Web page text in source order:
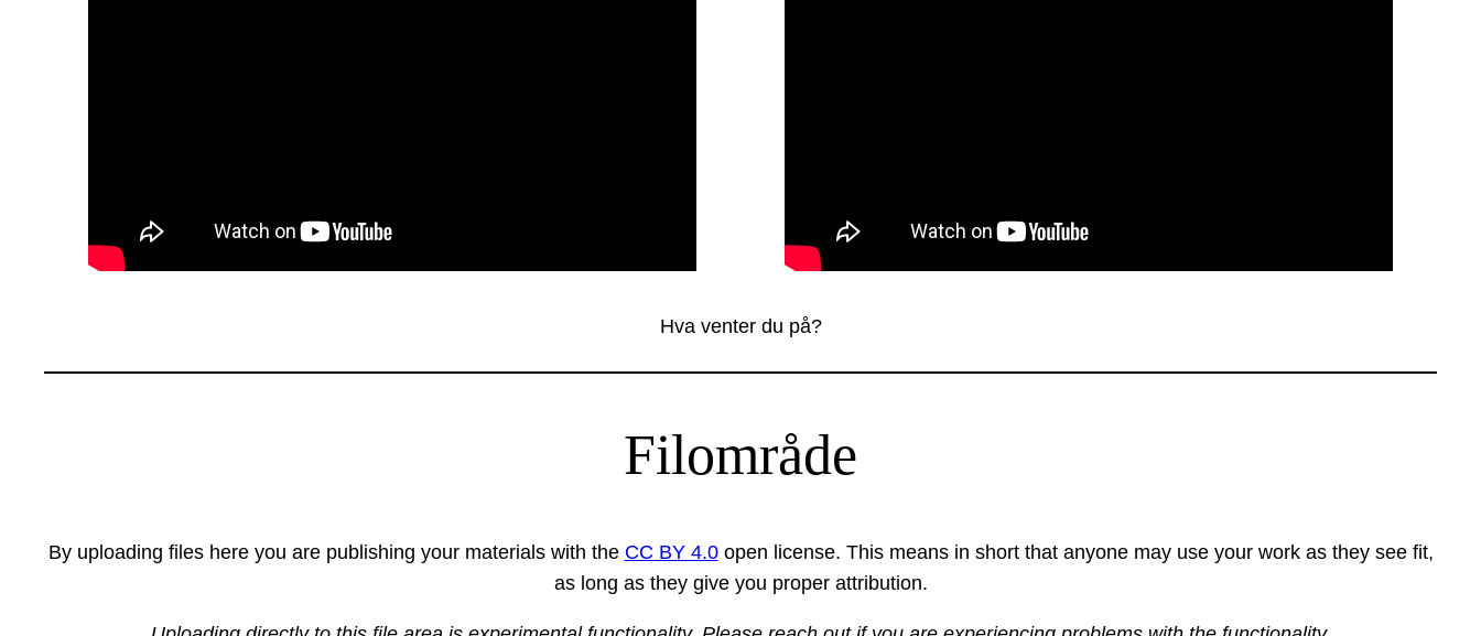
Hva venter du på?
Filområde
By uploading files here you are publishing your materials with the CC BY 4.0open license. This means in short that anyone may use your work as they see fit,
as long as they give you proper attribution.